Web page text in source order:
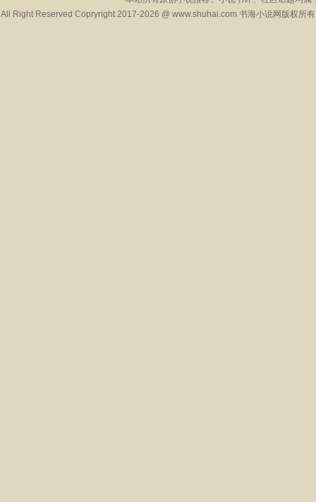
All Right Reserved Copryright 2017-2026 @ www.shuhai.com 书海小说网版权所